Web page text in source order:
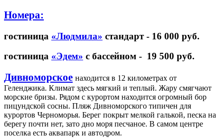
Номера:
гостиница «Людмила» стандарт - 16 000 руб.
гостиница «Эдем» с бассейном - 19 500 руб.
Дивноморское находится в 12 километрах от
Геленджика. Климат здесь мягкий и теплый. Жару смягчают
морские бризы. Рядом с курортом находится огромный бор
пицундской сосны. Пляж Дивноморского типичен для
курортов Черноморья. Берег покрыт мелкой галькой, песка на
берегу почти нет, зато дно моря песчаное. В самом центре
поселка есть аквапарк и автодром.